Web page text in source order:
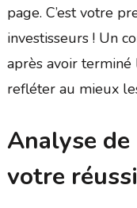
page. C’est votre
investisseurs ! Un
après avoir
refléter au mieux
Analyse de
votre